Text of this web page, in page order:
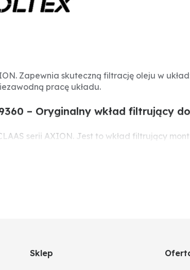
Zapewnia skuteczną filtrację oleju w
pracę układu.
– Oryginalny wkład filtrujący
serii AXION. Jest to wkład filtrujący
kluczowa dla prawidłowej pracy i
Sklep